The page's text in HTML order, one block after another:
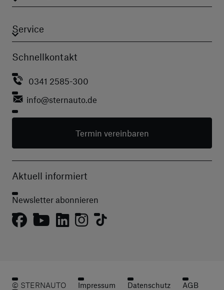
Service
Schnellkontakt
0341 2585-300
info@sternauto.de
Termin vereinbaren
Aktuell informiert
Newsletter abonnieren
© STERNAUTO Impressum Datenschutz
AGB